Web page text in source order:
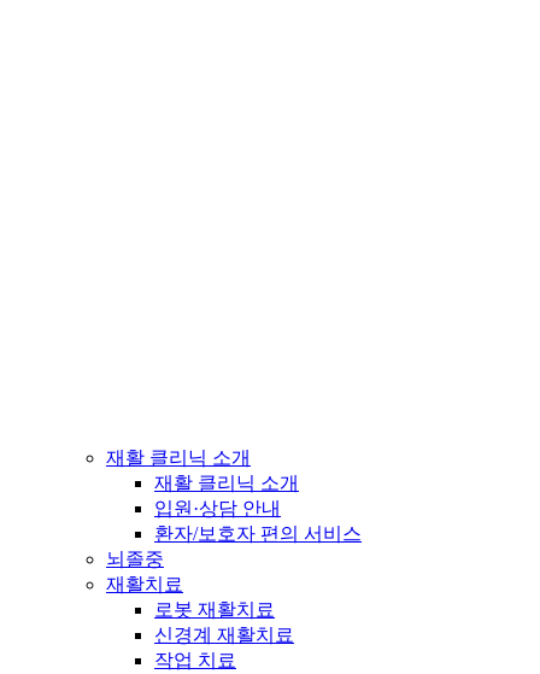
재활 클리닉 소개
재활 클리닉 소개
입원·상담 안내
환자/보호자 편의 서비스
뇌졸중
재활치료
로봇 재활치료
신경계 재활치료
작업 치료